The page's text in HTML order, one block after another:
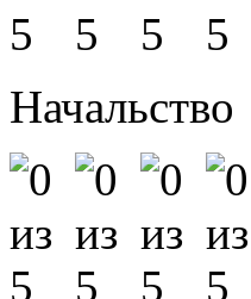
Начальство